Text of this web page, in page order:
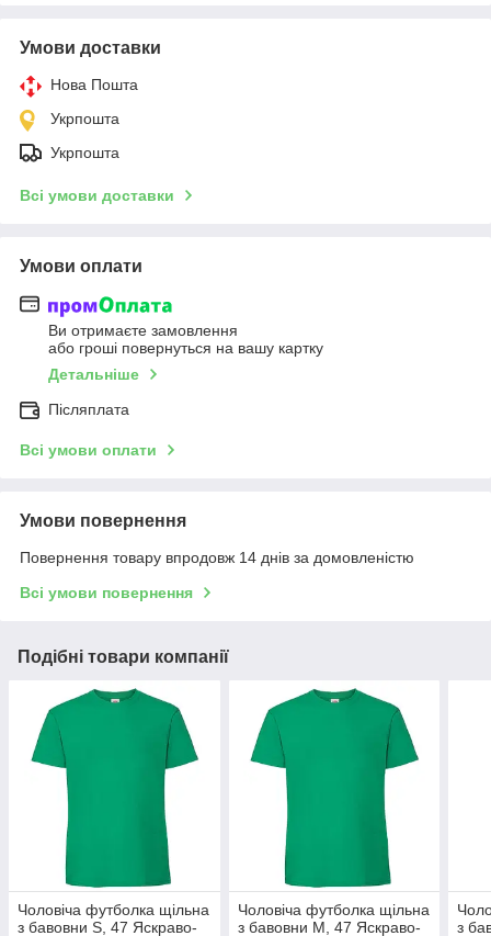
Умови доставки
Нова Пошта
Укрпошта
Укрпошта
Всі умови доставки
Умови оплати
Ви отримаєте замовлення
або гроші повернуться на вашу картку
Детальніше
Післяплата
Всі умови оплати
Умови повернення
Повернення товару впродовж 14 днів за домовленістю
Всі умови повернення
Подібні товари компанії
Чоловіча футболка щільна
з бавовни S, 47 Яскраво-
Чоловіча футболка щільна
з бавовни M, 47 Яскраво-
з